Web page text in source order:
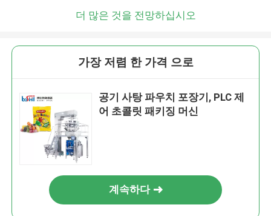
더 많은 것을 전망하십시오
가장 저렴 한 가격 으로
공기 사탕 파우치 포장기, PLC 제
어 초콜릿 패키징 머신
계속하다